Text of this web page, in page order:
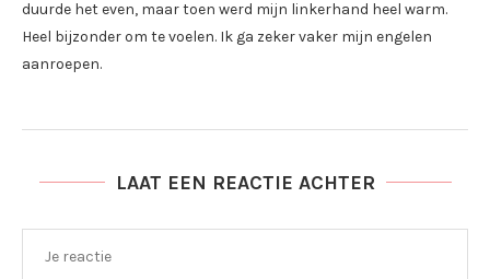
duurde het even, maar toen werd mijn linkerhand heel warm.
Heel bijzonder om te voelen. Ik ga zeker vaker mijn engelen
aanroepen.
LAAT EEN REACTIE ACHTER